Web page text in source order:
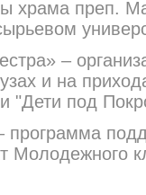
храма преп.
–
и на
"Дети под
Молодежного